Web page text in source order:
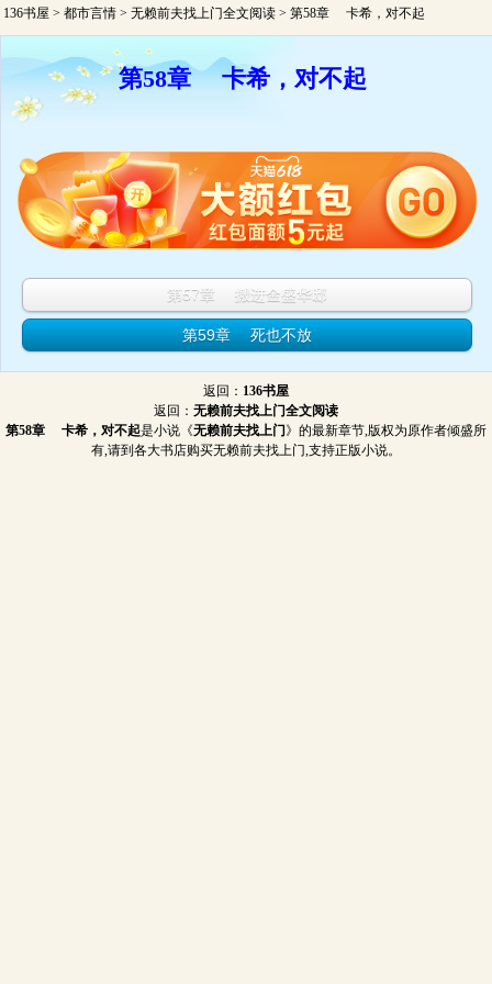
136书屋 > 都市言情 > 无赖前夫找上门全文阅读 > 第58章 卡希，对不起
第58章 卡希，对不起
第57章 搬进金盛华邸
第59章 死也不放
返回： 136书屋
返回： 无赖前夫找上门全文阅读
第58章 卡希，对不起是小说《无赖前夫找上门 》的最新章节,版权为原作者倾盛所
有,请到各大书店购买无赖前夫找上门,支持正版小说。